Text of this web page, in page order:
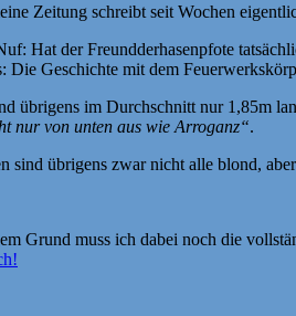
Zeitung schreibt seit Wochen
Hat der Freundderhasenpfote
Die Geschichte mit dem
übrigens im Durchschnitt nur 1,85m
nur von unten aus wie Arroganz“.
sind übrigens zwar nicht alle blond, aber
Grund muss ich dabei noch die